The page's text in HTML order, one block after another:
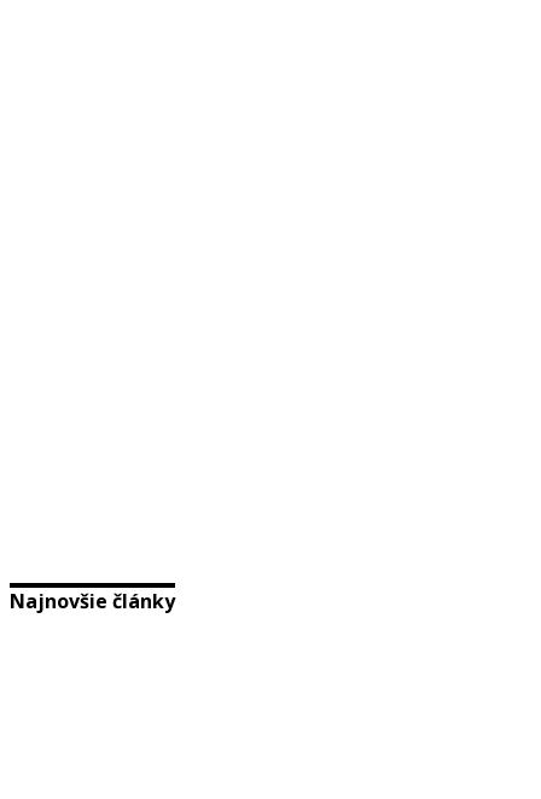
Najnovšie články